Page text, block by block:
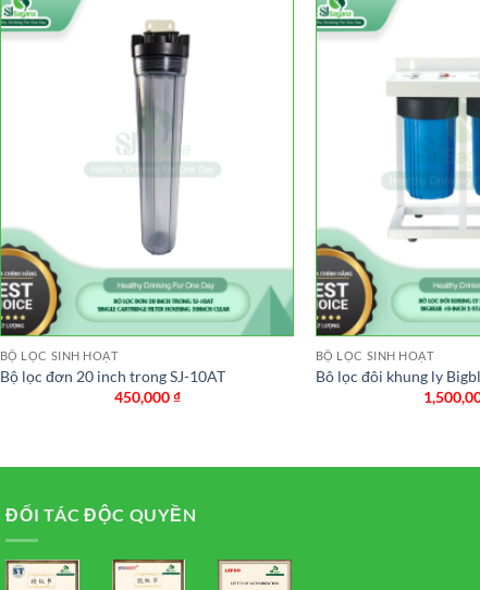
BỘ LỌC SINH HOẠT
Bộ lọc đơn 20 inch trong SJ-10AT
450,000₫
BỘ LỌC SINH HOẠT
Bô lọc đôi khung ly
ĐỐI TÁC ĐỘC QUYỀN